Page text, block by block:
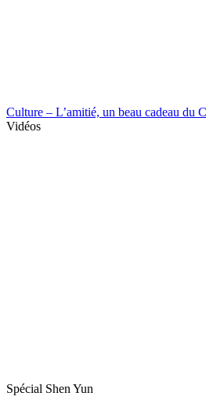
Culture – L’amitié, un beau cadeau du
Vidéos
Spécial Shen Yun